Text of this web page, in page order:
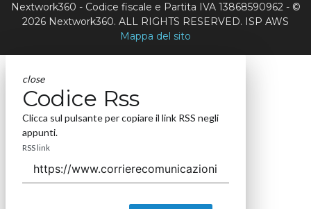
Nextwork360 - Codice fiscale e Partita IVA 13868590962 - ©
2026 Nextwork360. ALL RIGHTS RESERVED. ISP AWS
Mappa del sito
close
Codice Rss
Clicca sul pulsante per copiare il link RSS negli
appunti.
RSS link